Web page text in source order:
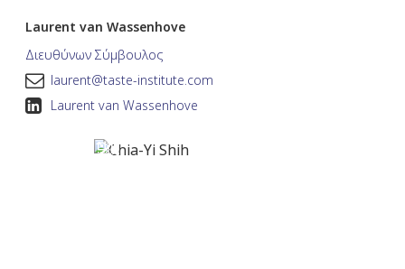
Laurent van Wassenhove
Διευθύνων Σύμβουλος
laurent@taste-institute.com
Laurent van Wassenhove